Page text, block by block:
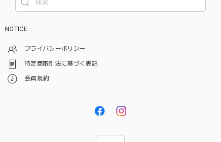
NOTICE
プライバシーポリシー
特定商取引法に基づく表記
会員規約